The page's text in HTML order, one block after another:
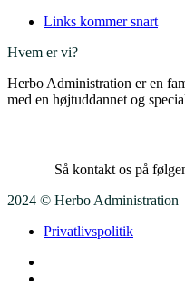
Links kommer snart
Hvem er vi?
Herbo Administration er en
med en højtuddannet og
Så kontakt os på
2024 © Herbo Administration
Privatlivspolitik